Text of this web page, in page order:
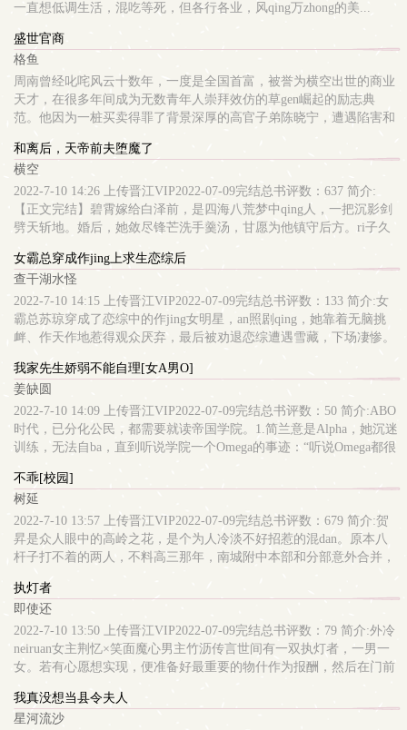
一直想低调生活，混吃等死，但各行各业，风qing万zhong的美...
盛世官商
格鱼
周南曾经叱咤风云十数年，一度是全国首富，被誉为横空出世的商业
天才，在很多年间成为无数青年人崇拜效仿的草gen崛起的励志典
范。他因为一桩买卖得罪了背景深厚的高官子弟陈晓宁，遭遇陷害和
面玲珑，商场上八面来风，一个不起眼的躯壳里包裹着天才般耀眼的
灵魂——且看昔ri一代天骄重生后如何开拓盛世官商之路！（嗯，直
白地说，本书讲述的是一个赚了大钱、当了大官的主角的奋斗历程。
就是这么一个有意思的很shuang的故事。） 各位书友要是觉得《盛世
官商》还不错的话请不要
和离后，天帝前夫堕魔了
横空
2022-7-10 14:26 上传晋江VIP2022-07-09完结总书评数：637 简介:
【正文完结】碧霄嫁给白泽前，是四海八荒梦中qing人，一把沉影剑
劈天斩地。婚后，她敛尽锋芒洗手羹汤，甘愿为他镇守后方。ri子久
落敷衍她。直到这天，碧霄在凌霄殿看见他和洛英神女举止亲密有说
有笑。“和离吧。”碧霄语气平静。白泽没解释，只让她考虑清楚。碧
霄斩断契婚石，tou也不回离开。从前的追求者闻风而动。她举行三界
招亲大会，亲自给自己选了个新夫君。新夫君疼她宠她眼里只有她，
让碧霄重新学会什么是ai。她走后第十年，听说白泽生了心魔。天宫
了。”碧霄冷淡：“跟我有什么关系。”后来，天帝当真堕魔，三界大
luan，魔物横行，群神束手无策。堕魔的男人来找她了。眼眸猩红披
tou散发，是她从没见过的疯狂模样。“我等了你十年。跟我回去，否
则我毁了这三界也要将你囚禁在shen边。”碧霄听了，冷笑chou出佩
剑：囚禁有本事你来。【排雷：本文男主前期非常狗，后期修罗场，
qing有独钟 仙侠修真搜索关键字：主角：碧霄 ┃ 配角： ┃ 其它：完
结文《nue文女配抢走男主光环》一句话简介：和离后前夫为我疯魔
了立意：女人要学会ai自己
女霸总穿成作jing上求生恋综后
查干湖水怪
2022-7-10 14:15 上传晋江VIP2022-07-09完结总书评数：133 简介:女
霸总苏琼穿成了恋综中的作jing女明星，an照剧qing，她靠着无脑挑
衅、作天作地惹得观众厌弃，最后被劝退恋综遭遇雪藏，下场凄惨。
吧！！为了早ri被劝退，苏琼将作发挥地淋漓尽致。*shi物线索环节，
大家满山找线索。苏琼委屈baba对影帝傅钧青dao：“我走不动了。”观
众炸了：【某作jing能不能懂点事，找不到线索要让大家陪她饿肚子
吗】结果苏琼脚一抬，直接拽出来一张纸条——恭喜获得最豪华午餐
线索。*上山收集物资环节，时间有限制。众人准备出发，苏琼jiao声
作jing，能这么无理取闹！】结果天空轰隆隆，下起倾盆大雨。*密码
箱解密环节，大家深思熟虑挑选，苏琼打个哈欠，随意dao：“傅哥
哥，我喜欢粉的。”观众：【呜呜呜不敢说了。】结果里面是一把车
钥匙——节目组最ding配jiao通工ju。观众们只觉得脸疼。节目播出
后，#想看苏琼打脸##苏琼欧皇#re度持久不下，苏琼火爆全网。苏
却愕然在某有名财经采访看到她，全网炸了。#苏琼金rong大佬#瞬间
冲上re搜。nei容标签： 娱乐圈 异能 穿书 shuang文搜索关键字：主
角：苏琼，傅钧青 ┃ 配角： ┃ 其它：一句话简介：女霸总穿越成为
作jing的故事立意：努力、jian持和永不放弃的决心
我家先生娇弱不能自理[女A男O]
姜缺圆
2022-7-10 14:09 上传晋江VIP2022-07-09完结总书评数：50 简介:ABO
时代，已分化公民，都需要就读帝国学院。1.简兰意是Alpha，她沉迷
训练，无法自ba，直到听说学院一个Omega的事迹：“听说Omega都很
cha花feng纫，反而cao纵机甲！”简兰意起初只是想找他比试一下，却
发现人家gen本不似传闻中那样五大三cu，反而清冷绝yu，腰细tui
长，更重要的是，战斗天赋卓绝…2.越星是Omega，好友听说战斗狂A
过来找麻烦，跑到训练场后看到越星累倒在地。“可恶！我找人教训
她！”“等等…”“你说你，跟我一起上cha花课不好”“不这样，”越星停顿
止，“快，帮我打针抑制剂！”3.简兰意如愿以偿抱得美人归，一众被
她先生打过的Alpha找过来嘲笑她娶了个“O老虎”，简兰意nie着拳
tou，把那些Alpha都打了一遍。“胡说，我先生是个Omega，jiao弱不
能自理，我要好好照顾的。”注：1v1，he1.男主是Omegati质，但天赋
ding尖只撩女主。2.女主对男主有着非常厚的jiao弱滤镜。3.星际
2000。【喜欢你就点个收藏吧～～】nei容标签： qing有独钟 女强 机
甲 未来架空搜索关键字：主角：简兰意，越星 ┃ 配角：陆源，秦
不乖[校园]
树延
2022-7-10 13:57 上传晋江VIP2022-07-09完结总书评数：679 简介:贺
昇是众人眼中的高岭之花，是个为人冷淡不好招惹的混dan。原本八
杆子打不着的两人，不料高三那年，南城附中本部和分部意外合并，
是红榜上的学习标兵。天差地别的两人，没人觉得他俩的jiao集能有
多深。直到后来，京北大学圈子里传出一段视频。声se犬ma的酒桌
上，有好事者追问两人的关系。于澄笑笑，轻启红chun吐出两个
字：“前任。”—“于澄，你拒绝不了我的。”要么光明正大的跟他谈恋
ai，要么一块暗地里狼狈为jian。阅读指南：1.文案废，双向奔赴
50%左右，未成年前未毕业前不会确定关系4.经常修文，与盗版很多
细节有出ru，望支持正版谢谢nei容标签： 欢喜冤家 天之骄子 成长 校
执灯者
即使还
2022-7-10 13:50 上传晋江VIP2022-07-09完结总书评数：79 简介:外冷
neiruan女主荆忆×笑面魔心男主竹沥传言世间有一双执灯者，一男一
女。若有心愿想实现，便准备好最重要的物什作为报酬，然后在门前
妖，双生兄妹，护国将军……他们奉上的ai恨嗔痴，是那女人的养
料。传言那女人给男人下了禁制，赐他永生，但要他永远臣服于她。
我真没想当县令夫人
星河流沙